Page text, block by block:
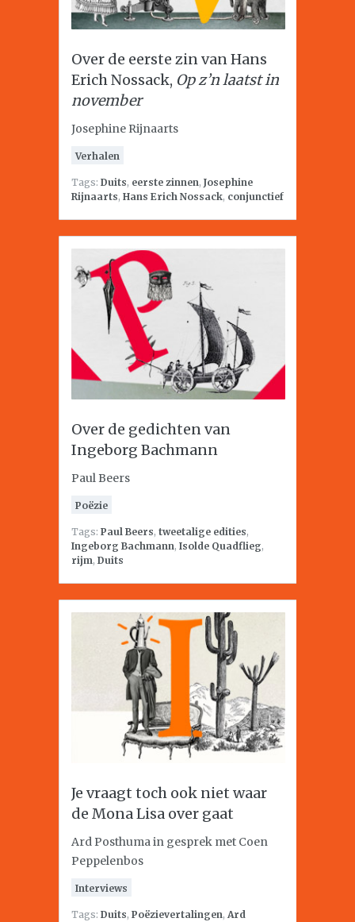
Over de eerste zin van Hans
Erich Nossack, Op z’n laatst in
november
Josephine Rijnaarts
Verhalen
Tags: Duits, eerste zinnen, Josephine
Rijnaarts, Hans Erich Nossack, conjunctief
Over de gedichten van
Ingeborg Bachmann
Paul Beers
Poëzie
Tags: Paul Beers, tweetalige edities,
Ingeborg Bachmann, Isolde Quadflieg,
rijm, Duits
Je vraagt toch ook niet waar
de Mona Lisa over gaat
Ard Posthuma in gesprek met Coen
Peppelenbos
Interviews
Tags: Duits, Poëzievertalingen, Ard